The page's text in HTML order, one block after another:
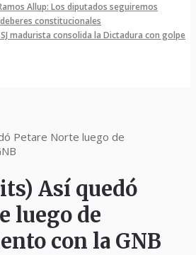
Allup: Los diputados seguiremos
constitucionales
madurista consolida la Dictadura con golpe
Petare Norte luego de
Así quedó
luego de
con la GNB